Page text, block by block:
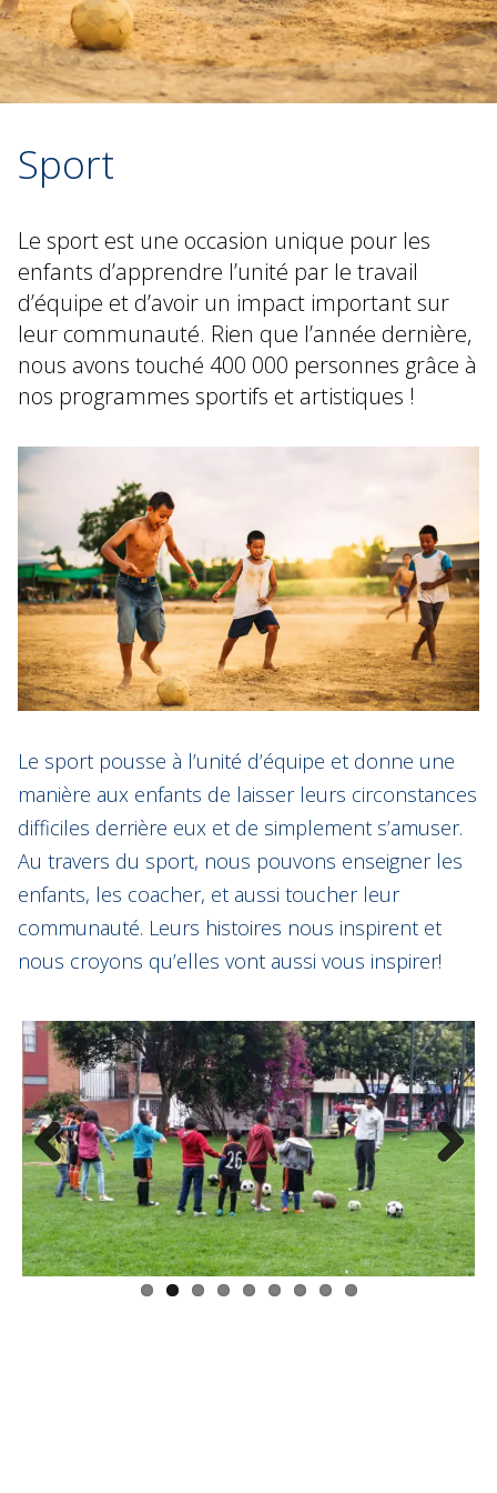
Sport
Le sport est une occasion unique pour les
enfants d’apprendre l’unité par le travail
d’équipe et d’avoir un impact important sur
leur communauté. Rien que l’année dernière,
nous avons touché 400 000 personnes grâce à
nos programmes sportifs et artistiques !
Le sport pousse à l’unité d’équipe et donne une
manière aux enfants de laisser leurs circonstances
difficiles derrière eux et de simplement s’amuser.
Au travers du sport, nous pouvons enseigner les
enfants, les coacher, et aussi toucher leur
communauté. Leurs histoires nous inspirent et
nous croyons qu’elles vont aussi vous inspirer!
Previous Next